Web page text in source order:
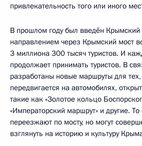
привлекательность того или иного
В прошлом году был введён Крымский
направлением через Крымский мост
3 миллиона 300 тысяч туристов. И
продолжает принимать туристов. В
разработаны новые маршруты для
передвигается на автомобилях,
такие как «Золотое кольцо
«Императорский маршрут» и другие.
переезжают по мосту, но могут
взглянуть на историю и культуру